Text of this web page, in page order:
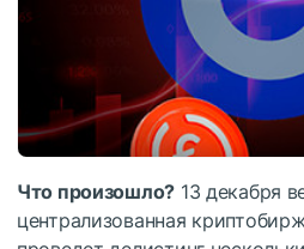
Что произошло? 13 декабря
централизованная